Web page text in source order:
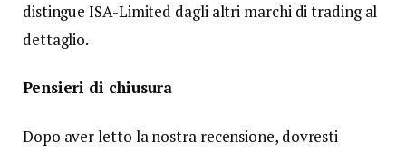
distingue ISA-Limited dagli altri marchi di trading al
dettaglio.
Pensieri di chiusura
Dopo aver letto la nostra recensione, dovresti